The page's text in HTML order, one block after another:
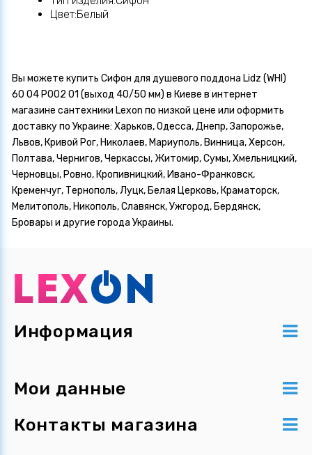
Цвет:Белый
Вы можете купить Сифон для душевого поддона Lidz (WHI)
60 04 P002 01 (выход 40/50 мм) в Киеве в интернет
магазине сантехники Lexon по низкой цене или оформить
доставку по Украине: Харьков, Одесса, Днепр, Запорожье,
Львов, Кривой Рог, Николаев, Мариуполь, Винница, Херсон,
Полтава, Чернигов, Черкассы, Житомир, Сумы, Хмельницкий,
Черновцы, Ровно, Кропивницкий, Ивано-Франковск,
Кременчуг, Тернополь, Луцк, Белая Церковь, Краматорск,
Мелитополь, Никополь, Славянск, Ужгород, Бердянск,
Бровары и другие города Украины.
Информация
Мои данные
Контакты магазина